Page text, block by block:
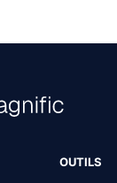
OUTILS